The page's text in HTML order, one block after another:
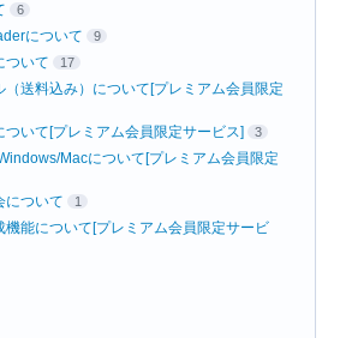
6
について 9
ついて 17
（送料込み）について[プレミアム会員限定
ついて[プレミアム会員限定サービス] 3
Macについて[プレミアム会員限定
について 1
機能について[プレミアム会員限定サービ